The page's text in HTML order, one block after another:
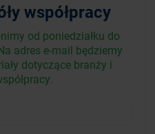
współpracy
od poniedziałku do
adres e-mail będziemy
dotyczące branży i